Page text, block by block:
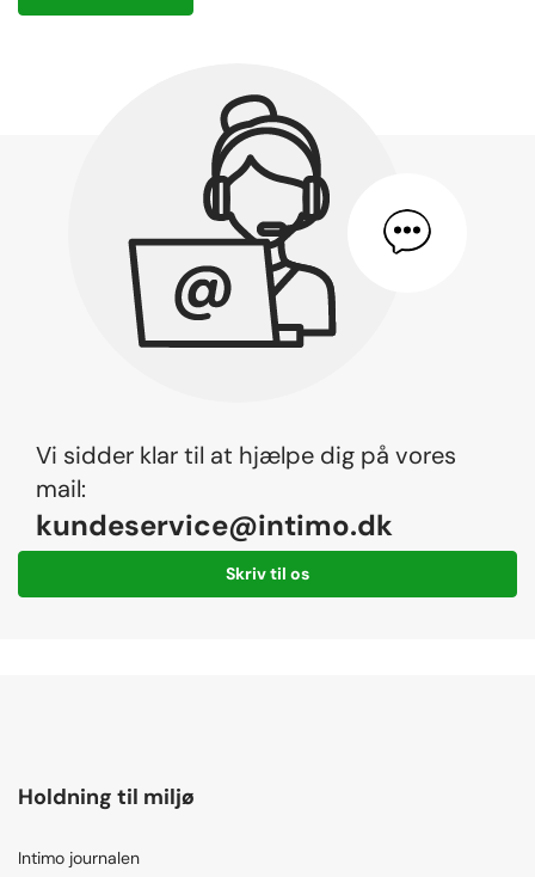
Vi sidder klar til at hjælpe dig på vores
mail:
kundeservice@intimo.dk
Skriv til os
Holdning til miljø
Intimo journalen